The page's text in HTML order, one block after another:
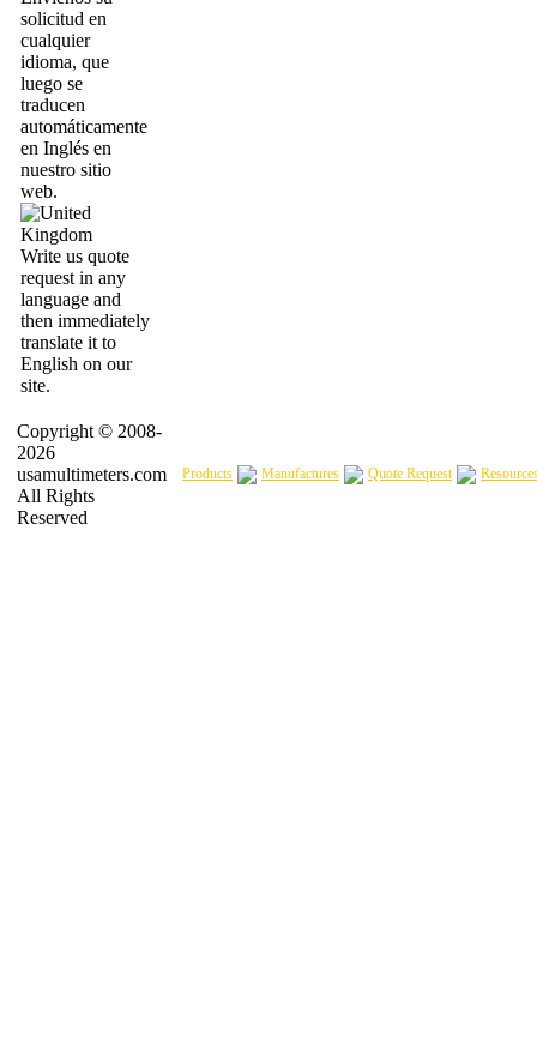
solicitud en
cualquier
idioma, que
luego se
traducen
automáticamente
en Inglés en
nuestro sitio
web.
Write us quote
request in any
language and
then immediately
translate it to
English on our
site.
Copyright © 2008-
2026
usamultimeters.com
All Rights
Reserved
Products Manufactures Quote Request